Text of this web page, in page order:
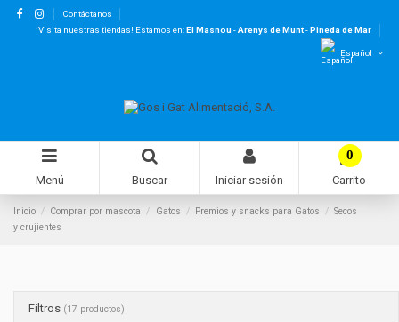
Contáctanos
¡Visita nuestras tiendas! Estamos en:El Masnou-Arenys de Munt-Pineda de Mar
Español
Menú Buscar Iniciar sesión
0
Carrito
Inicio Comprar por mascota Gatos Premios y snacks para Gatos
Secos
y crujientes
Filtros (17 productos)